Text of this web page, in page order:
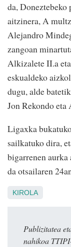
da,
aitzinera, A
Alejandro
zangoan
Alkizalete II.a
eskualdeko
dugu, alde
Jon Rekondo eta
Ligaxka
sailkatuko dira,
bigarrenen
da otsailaren
KIROLA
Publizitatea
nahikoa